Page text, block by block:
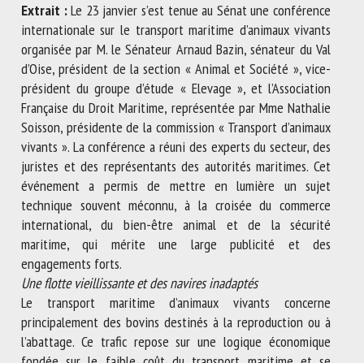
Extrait :Le 23 janvier s’est tenue au Sénat une conférence
internationale sur le transport maritime d’animaux vivants
organisée par M. le Sénateur Arnaud Bazin, sénateur du Val
d’Oise, président de la section « Animal et Société », vice-
président du groupe d’étude « Elevage », et l’Association
Française du Droit Maritime, représentée par Mme Nathalie
Soisson, présidente de la commission « Transport d’animaux
vivants ». La conférence a réuni des experts du secteur, des
juristes et des représentants des autorités maritimes. Cet
événement a permis de mettre en lumière un sujet
technique souvent méconnu, à la croisée du commerce
international, du bien-être animal et de la sécurité
maritime, qui mérite une large publicité et des
engagements forts.
Une flotte vieillissante et des navires inadaptés
Le transport maritime d’animaux vivants concerne
principalement des bovins destinés à la reproduction ou à
l’abattage. Ce trafic repose sur une logique économique
First name *
Organisation *
Email *
By submitting this form, I accept that the information
entered here will be used in the context of my relationship
with the FRCAW. *
Fields followed by * are mandatory